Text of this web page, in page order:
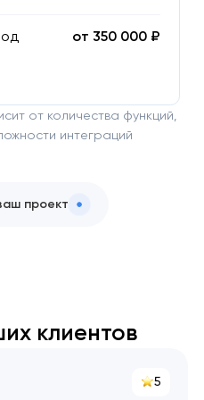
от 350 000 ₽
от количества функций,
интеграций
проект
клиентов
5